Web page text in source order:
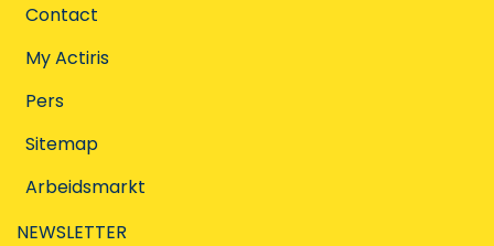
Contact
My Actiris
Pers
Sitemap
Arbeidsmarkt
NEWSLETTER